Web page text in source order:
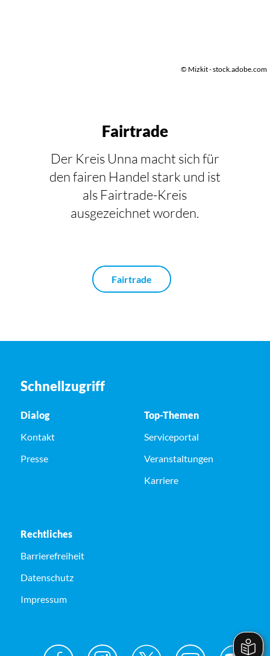
© Mizkit - stock.adobe.com
Fairtrade
Der Kreis Unna macht sich für
den fairen Handel stark und ist
als Fairtrade-Kreis
ausgezeichnet worden.
Fairtrade
Schnellzugriff
Dialog
Kontakt
Presse
Top-Themen
Serviceportal
Veranstaltungen
Karriere
Rechtliches
Barrierefreiheit
Datenschutz
Impressum